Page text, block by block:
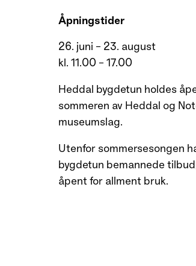
Åpningstider
26. juni – 23. august
kl. 11.00 – 17.00
Heddal bygdetun holdes
sommeren av Heddal og
museumslag.
Utenfor sommersesongen
bygdetun bemannede
åpent for allment bruk.